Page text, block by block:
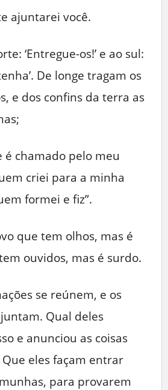
ajuntarei você.
‘Entregue-os!’ e ao sul:
De longe tragam os
e dos confins da terra as
é chamado pelo meu
criei para a minha
formei e fiz”.
que tem olhos, mas é
ouvidos, mas é surdo.
se reúnem, e os
Qual deles
e anunciou as coisas
Que eles façam entrar
para provarem